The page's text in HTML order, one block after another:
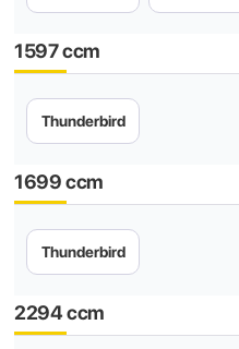
1597 ccm
Thunderbird
1699 ccm
Thunderbird
2294 ccm